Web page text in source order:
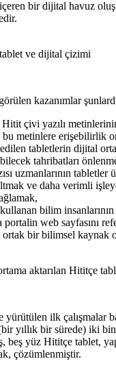
bir dijital havuz
ve dijital çizimi
kazanımlar
Hitit çivi yazılı
bu metinlere erişebilirlik
tabletlerin dijital
tahribatları
uzmanlarının tabletler
ve daha verimli
bilim
portalin web sayfasını
ortak bir bilimsel kaynak
aktarılan Hititçe
ilk çalışmalar
yıllık bir sürede) iki
beş yüz Hititçe tablet,
çözümlenmiştir.